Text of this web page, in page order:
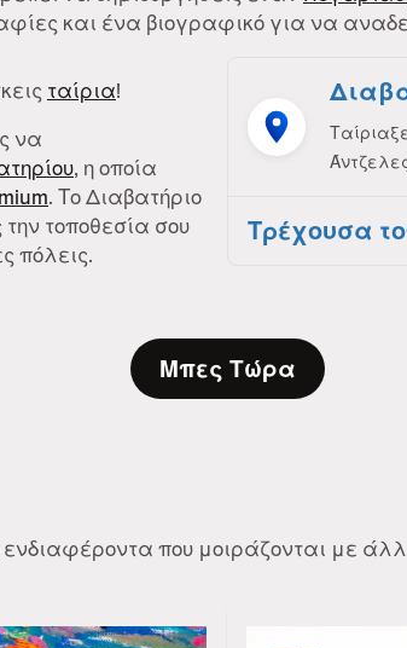
και ένα βιογραφικό για να
ταίρια!
να
, η οποία
. Το Διαβατήριο
τοποθεσία σου
πόλεις.
Τρέχουσα
Μπες Τώρα
που μοιράζονται με